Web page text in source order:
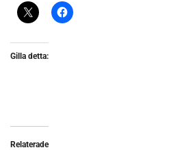
Gilla detta:
Relaterade